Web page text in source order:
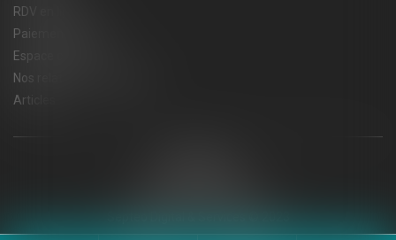
RDV en ligne
Paiement en ligne
Espace client
Nos relations privilégiées
Articles